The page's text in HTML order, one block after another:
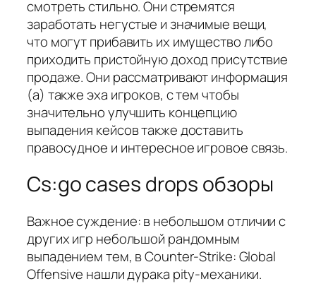
смотреть стильно. Они стремятся
заработать негустые и значимые вещи,
что могут прибавить их имущество либо
приходить пристойную доход присутствие
продаже. Они рассматривают информация
(а) также эха игроков, с тем чтобы
значительно улучшить концепцию
выпадения кейсов также доставить
правосудное и интересное игровое связь.
Cs:go cases drops обзоры
Важное суждение: в небольшом отличии с
других игр небольшой рандомным
выпадением тем, в Counter-Strike: Global
Offensive нашли дурака pity-механики.